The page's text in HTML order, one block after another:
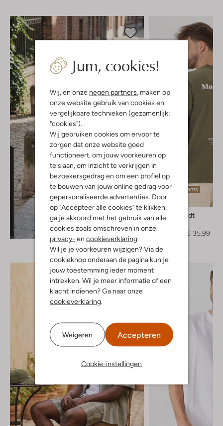
Jum, cookies!
Wij, en onze negen partners, maken op
onze website gebruik van cookies en
vergelijkbare technieken (gezamenlijk:
"cookies").
Wij gebruiken cookies om ervoor te
zorgen dat onze website goed
functioneert, om jouw voorkeuren op
te slaan, om inzicht te verkrijgen in
bezoekersgedrag en om een profiel op
te bouwen van jouw online gedrag voor
gepersonaliseerde advertenties. Door
op "Accepteer alle cookies" te klikken,
ga je akkoord met het gebruik van alle
cookies zoals omschreven in onze
privacy- en cookieverklaring.
Wil je je voorkeuren wijzigen? Via de
cookieknop onderaan de pagina kun je
jouw toestemming ieder moment
intrekken. Wil je meer informatie of een
klacht indienen? Ga naar onze
cookieverklaring.
Weigeren Accepteren
Cookie-instellingen
Ontdek de look
Laatste items
-20%
Anerkjendt
€ 35,99